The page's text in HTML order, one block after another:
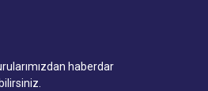
haberdar